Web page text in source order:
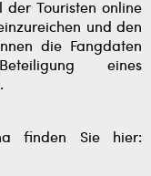
der Touristen online
und den
die Fangdaten
eines
finden Sie hier: